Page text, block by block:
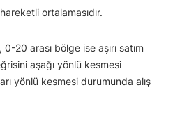
ortalamasıdır.
0-20 arası bölge ise aşırı satım
aşağı yönlü kesmesi
yönlü kesmesi durumunda alış